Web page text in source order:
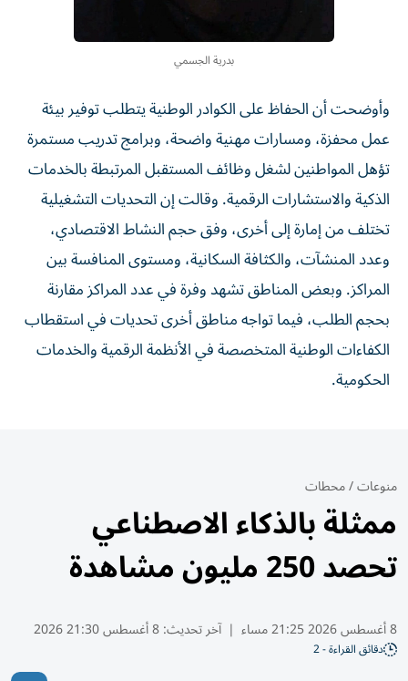
بدرية الجسمي
وأوضحت أن الحفاظ على الكوادر الوطنية يتطلب توفير بيئة
عمل محفزة، ومسارات مهنية واضحة، وبرامج تدريب مستمرة
تؤهل المواطنين لشغل وظائف المستقبل المرتبطة بالخدمات
الذكية والاستشارات الرقمية. وقالت إن التحديات التشغيلية
تختلف من إمارة إلى أخرى، وفق حجم النشاط الاقتصادي،
وعدد المنشآت، والكثافة السكانية، ومستوى المنافسة بين
المراكز. وبعض المناطق تشهد وفرة في عدد المراكز مقارنة
بحجم الطلب، فيما تواجه مناطق أخرى تحديات في استقطاب
الكفاءات الوطنية المتخصصة في الأنظمة الرقمية والخدمات
الحكومية.
منوعات/محطات
ممثلة بالذكاء الاصطناعي
تحصد 250 مليون مشاهدة
8 أغسطس 2026 21:25 مساء | آخر تحديث:8 أغسطس 21:30 2026
دقائق القراءة - 2